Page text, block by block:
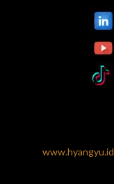
www.hyangyu.id